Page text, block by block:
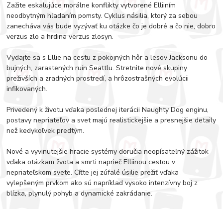
Zažite eskalujúce morálne konflikty vytvorené Elliiním
neodbytným hľadaním pomsty. Cyklus násilia, ktorý za sebou
zanecháva vás bude vyzývať ku otázke čo je dobré a čo nie, dobro
verzus zlo a hrdina verzus zlosyn.
Vydajte sa s Ellie na cestu z pokojných hôr a lesov Jacksonu do
bujných, zarastených ruín Seattlu. Stretnite nové skupiny
preživších a zradných prostredí, a hrôzostrašných evolúcii
infikovaných.
Privedený k životu vďaka poslednej iterácii Naughty Dog enginu,
postavy nepriateľov a svet majú realistickejšie a presnejšie detaily
než kedykoľvek predtým.
Nové a vyvinutejšie hracie systémy doručia neopísateľný zážitok
vďaka otázkam žvota a smrti naprieč Elliinou cestou v
nepriateľskom svete. Cíťte jej zúfalé úsilie prežiť vďaka
vylepšeným prvkom ako sú napríklad vysoko intenzívny boj z
blízka, plynulý pohyb a dynamické zakrádanie.